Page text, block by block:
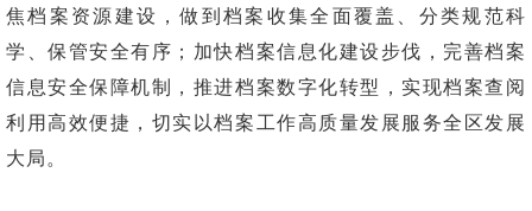
焦档案资源建设，做到档案收集全面覆盖、分类规范科
学、保管安全有序；加快档案信息化建设步伐，完善档案
信息安全保障机制，推进档案数字化转型，实现档案查阅
利用高效便捷，切实以档案工作高质量发展服务全区发展
大局。